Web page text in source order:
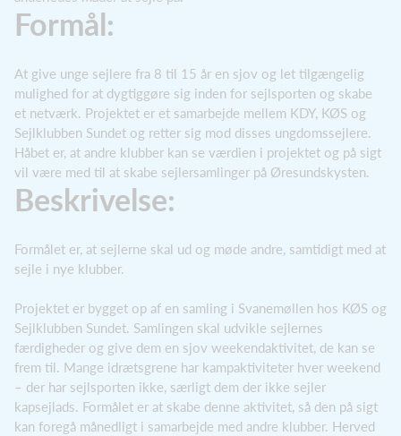
Formål:
At give unge sejlere fra 8 til 15 år en sjov og let tilgængelig
mulighed for at dygtiggøre sig inden for sejlsporten og skabe
et netværk. Projektet er et samarbejde mellem KDY, KØS og
Sejlklubben Sundet og retter sig mod disses ungdomssejlere.
Håbet er, at andre klubber kan se værdien i projektet og på sigt
vil være med til at skabe sejlersamlinger på Øresundskysten.
Beskrivelse:
Formålet er, at sejlerne skal ud og møde andre, samtidigt med at
sejle i nye klubber.
Projektet er bygget op af en samling i Svanemøllen hos KØS og
Sejlklubben Sundet. Samlingen skal udvikle sejlernes
færdigheder og give dem en sjov weekendaktivitet, de kan se
frem til. Mange idrætsgrene har kampaktiviteter hver weekend
– der har sejlsporten ikke, særligt dem der ikke sejler
kapsejlads. Formålet er at skabe denne aktivitet, så den på sigt
kan foregå månedligt i samarbejde med andre klubber. Herved